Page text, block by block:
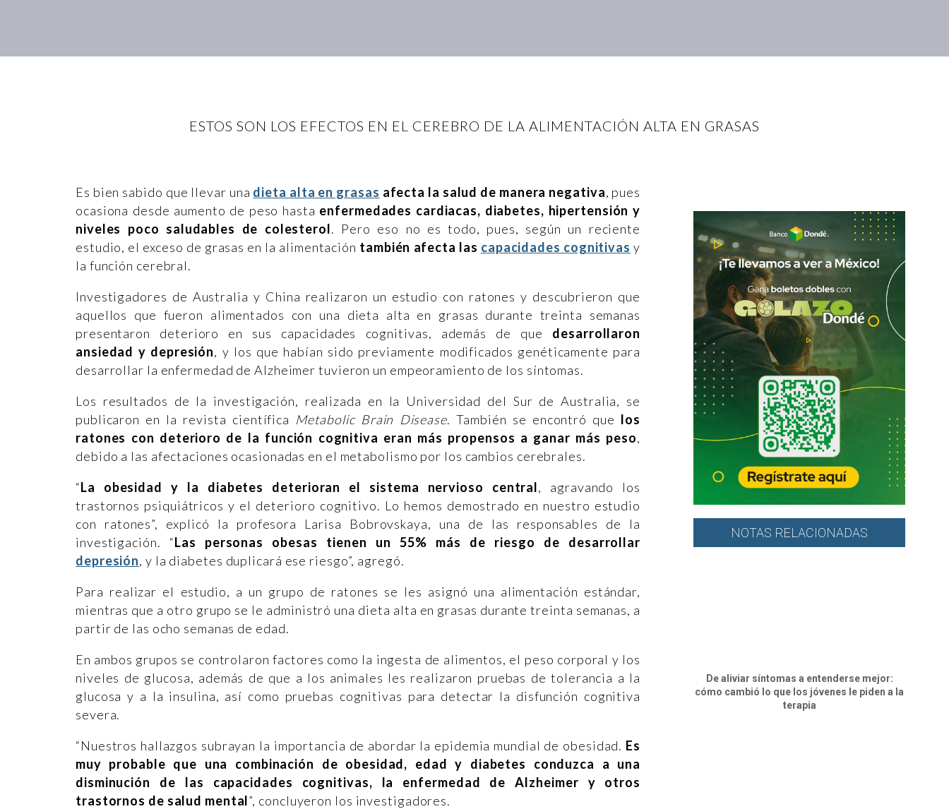
ESTOS SON LOS EFECTOS EN EL CEREBRO DE LA ALIMENTACIÓN ALTA EN GRASAS
Es bien sabido que llevar una dieta alta en grasas afecta la salud de manera negativa, pues
ocasiona desde aumento de peso hasta enfermedades cardiacas, diabetes, hipertensión y
niveles poco saludables de colesterol. Pero eso no es todo, pues, según un reciente
estudio, el exceso de grasas en la alimentación también afecta las capacidades cognitivas y
la función cerebral.
Investigadores de Australia y China realizaron un estudio con ratones y descubrieron que
aquellos que fueron alimentados con una dieta alta en grasas durante treinta semanas
presentaron deterioro en sus capacidades cognitivas, además de que desarrollaron
ansiedad y depresión, y los que habían sido previamente modificados genéticamente para
desarrollar la enfermedad de Alzheimer tuvieron un empeoramiento de los síntomas.
Los resultados de la investigación, realizada en la Universidad del Sur de Australia, se
publicaron en la revista científica Metabolic Brain Disease. También se encontró que los
ratones con deterioro de la función cognitiva eran más propensos a ganar más peso,
debido a las afectaciones ocasionadas en el metabolismo por los cambios cerebrales.
“La obesidad y la diabetes deterioran el sistema nervioso central, agravando los
trastornos psiquiátricos y el deterioro cognitivo. Lo hemos demostrado en nuestro estudio
con ratones”, explicó la profesora Larisa Bobrovskaya, una de las responsables de la
investigación. “Las personas obesas tienen un 55% más de riesgo de desarrollar
depresión, y la diabetes duplicará ese riesgo”, agregó.
Para realizar el estudio, a un grupo de ratones se les asignó una alimentación estándar,
mientras que a otro grupo se le administró una dieta alta en grasas durante treinta semanas, a
partir de las ocho semanas de edad.
En ambos grupos se controlaron factores como la ingesta de alimentos, el peso corporal y los
niveles de glucosa, además de que a los animales les realizaron pruebas de tolerancia a la
glucosa y a la insulina, así como pruebas cognitivas para detectar la disfunción cognitiva
severa.
“Nuestros hallazgos subrayan la importancia de abordar la epidemia mundial de obesidad. Es
muy probable que una combinación de obesidad, edad y diabetes conduzca a una
disminución de las capacidades cognitivas, la enfermedad de Alzheimer y otros
trastornos de salud mental”, concluyeron los investigadores.
NOTAS RELACIONADAS
De aliviar síntomas a entenderse mejor:
cómo cambió lo que los jóvenes le piden a la
terapia